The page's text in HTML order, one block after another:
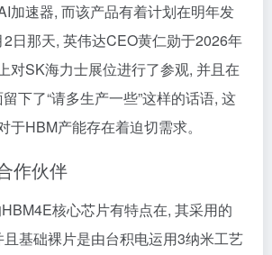
加速器, 而该产品有着计划在明年发
日那天, 英伟达CEO黄仁勋于2026年
对SK海力士展位进行了参观, 并且在
下了“请多生产一些”这样的话语, 这
于HBM产能存在着迫切需求。
作伙伴
核心芯片有特点在, 其采用的
基础裸片是由台积电运用3纳米工艺